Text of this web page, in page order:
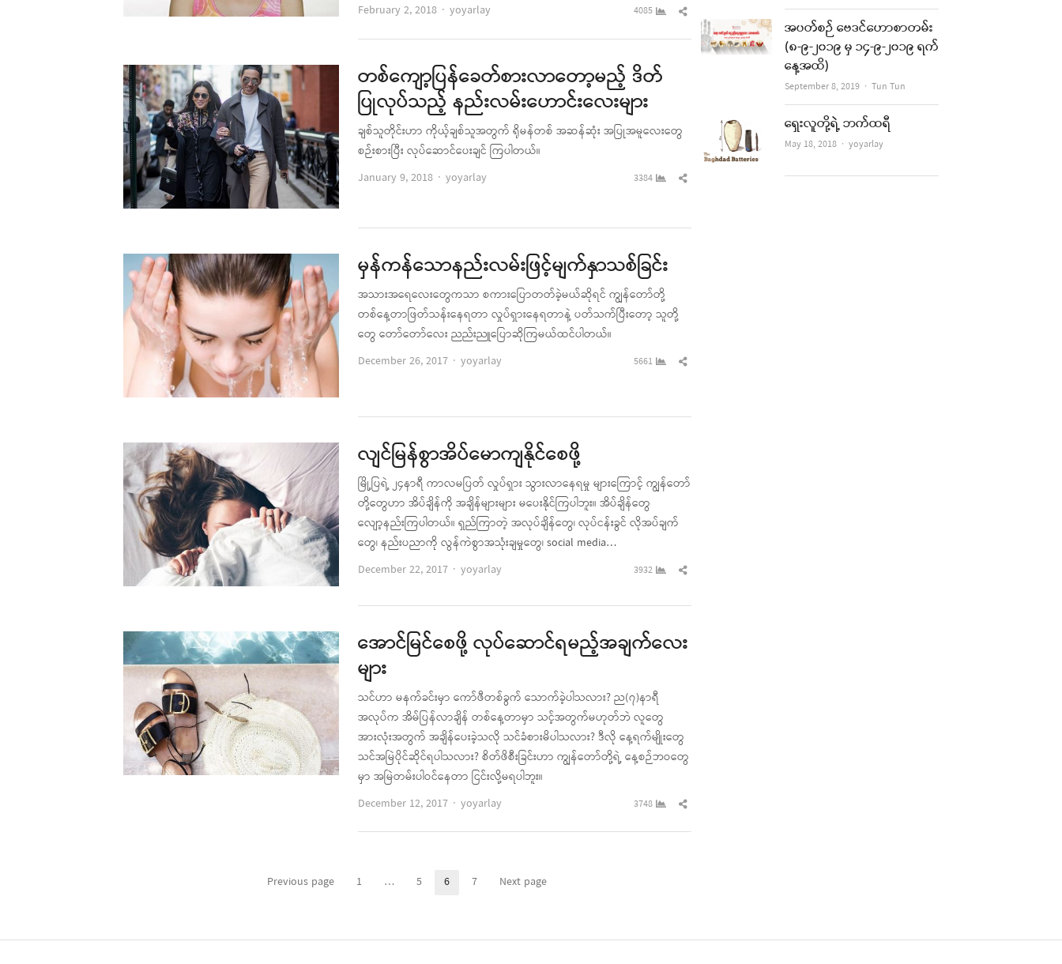
February 2, 2018
Author
yoyarlay 4085
Share
this
post
တစ်ကျော့ပြန်ခေတ်စားလာတော့မည့် ဒိတ်
ပြုလုပ်သည့် နည်းလမ်းဟောင်းလေးများ
ချစ်သူတိုင်းဟာ ကိုယ့်ချစ်သူအတွက် ရိုမန်တစ် အဆန်ဆုံး အပြုအမူလေးတွေ
စဉ်းစားပြီး လုပ်ဆောင်ပေးချင် ကြပါတယ်။
January 9, 2018
Author
yoyarlay 3384
Share
မှန်ကန်သောနည်းလမ်းဖြင့်မျက်နှာသစ်ခြင်း
အသားအရေလေးတွေကသာ စကားပြောတတ်ခဲ့မယ်ဆိုရင် ကျွန်တော်တို့
တစ်နေ့တာဖြတ်သန်းနေရတာ လှုပ်ရှားနေရတာနဲ့ ပတ်သက်ပြီးတော့ သူတို့
တွေ တော်တော်လေး ညည်းညူပြောဆိုကြမယ်ထင်ပါတယ်။
December 26, 2017
Author
yoyarlay 5661
Share
လျင်မြန်စွာအိပ်မောကျနိုင်စေဖို့
မြို့ပြရဲ့ ၂၄နာရီ ကာလမပြတ် လှုပ်ရှား သွားလာနေရမှု များကြောင့် ကျွန်တော်
တို့တွေဟာ အိပ်ချိန်ကို အချိန်များများ မပေးနိုင်ကြပါဘူး။ အိပ်ချိန်တွေ
လျော့နည်းကြပါတယ်။ ရှည်ကြာတဲ့ အလုပ်ချိန်တွေ၊ လုပ်ငန်းခွင် လိုအပ်ချက်
တွေ၊ နည်းပညာကို လွန်ကဲစွာအသုံးချမှုတွေ၊ social media…
December 22, 2017
Author
yoyarlay 3932
Share
post
အောင်မြင်စေဖို့ လုပ်ဆောင်ရမည့်အချက်လေး
များ
သင်ဟာ မနက်ခင်းမှာ ကော်ဖီတစ်ခွက် သောက်ခဲ့ပါသလား? ည(၇)နာရီ
အလုပ်က အိမ်ပြန်လာချိန် တစ်နေ့တာမှာ သင့်အတွက်မဟုတ်ဘဲ လူတွေ
အားလုံးအတွက် အချိန်ပေးခဲ့သလို သင်ခံစားမိပါသလား? ဒီလို နေ့ရက်မျိုးတွေ
သင်အမြဲပိုင်ဆိုင်ရပါသလား? စိတ်ဖိစီးခြင်းဟာ ကျွန်တော်တို့ရဲ့ နေ့စဉ်ဘဝတွေ
မှာ အမြဲတမ်းပါဝင်နေတာ ငြင်းလို့မရပါဘူး။
December 12, 2017
Author
yoyarlay 3748
Share
post
Previous page Page
1 … Page
5 Page
6 Page
7 Next page
အပတ်စဉ် ဗေဒင်ဟောစာတမ်း
(၈-၉-၂၀၁၉ မှ ၁၄-၉-၂၀၁၉ ရက်
နေ့အထိ)
September 8, 2019 Author
Tun Tun
ရှေးလူတို့ရဲ့ ဘက်ထရီ
May 18, 2018 Author
yoyarlay